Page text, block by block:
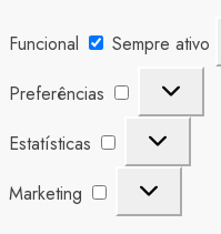
Funcional
Sempre ativo
Preferências
Preferências
Estatísticas
Estatísticas
Marketing
Marketing